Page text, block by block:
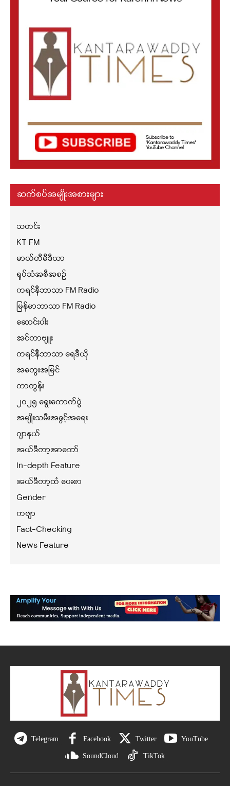
ဆက်စပ်အမျိုးအစားများ
သတင်း
KT FM
မာလ်တီမီဒီယာ
ရုပ်သံအစီအစဉ်
ကရင်နီဘာသာ FM Radio
မြန်မာဘာသာ FM Radio
ဆောင်းပါး
အင်တာဗျူး
ကရင်နီဘာသာ ရေဒီယို
အတွေးအမြင်
ကာတွန်း
၂၀၂၅ ရွေးကောက်ပွဲ
အမျိုးသမီးအခွင့်အရေး
ဂျာနယ်
အယ်ဒီတာ့အာဘော်
In-depth Feature
အယ်ဒီတာ့ထံ ပေးစာ
Gender
ကဗျာ
Fact-Checking
News Feature
Telegram Facebook Twitter YouTube
SoundCloud TikTok